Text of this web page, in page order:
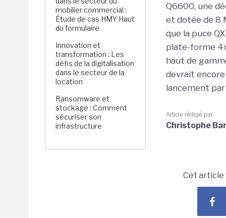
mobilier commercial :
Étude de cas HMY Haut
du formulaire
Innovation et
transformation : Les
défis de la digitalisation
dans le secteur de la
location
Ransomware et
stockage : Comment
sécuriser son
infrastructure
Q6600, une
et dotée de 8
que la puce
plate-forme
haut de
devrait
lancement
Article rédigé par
Christophe
Cet article